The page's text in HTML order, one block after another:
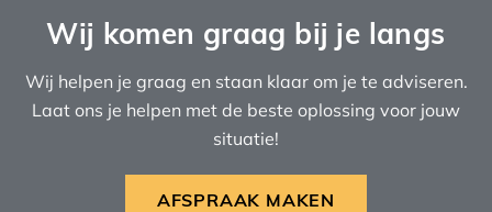
Wij komen graag bij je langs
Wij helpen je graag en staan klaar om je te adviseren.
Laat ons je helpen met de beste oplossing voor jouw
situatie!
AFSPRAAK MAKEN